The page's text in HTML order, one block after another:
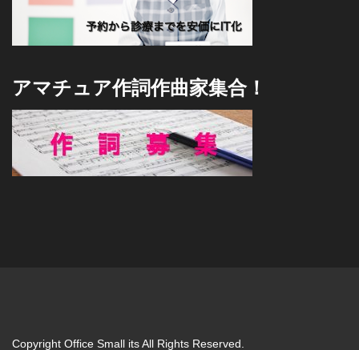
アマチュア作詞作曲家集合！
Copyright Office Small its All Rights Reserved.